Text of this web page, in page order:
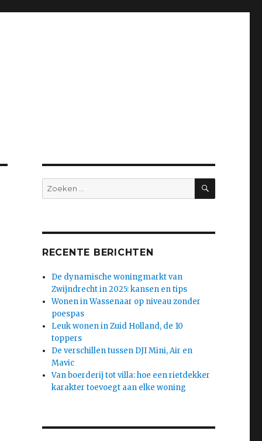
Zoeken
naar:
ZOEKEN
RECENTE BERICHTEN
De dynamische woningmarkt van
Zwijndrecht in 2025: kansen en tips
Wonen in Wassenaar op niveau zonder
poespas
Leuk wonen in Zuid Holland, de 10
toppers
De verschillen tussen DJI Mini, Air en
Mavic
Van boerderij tot villa: hoe een rietdekker
karakter toevoegt aan elke woning